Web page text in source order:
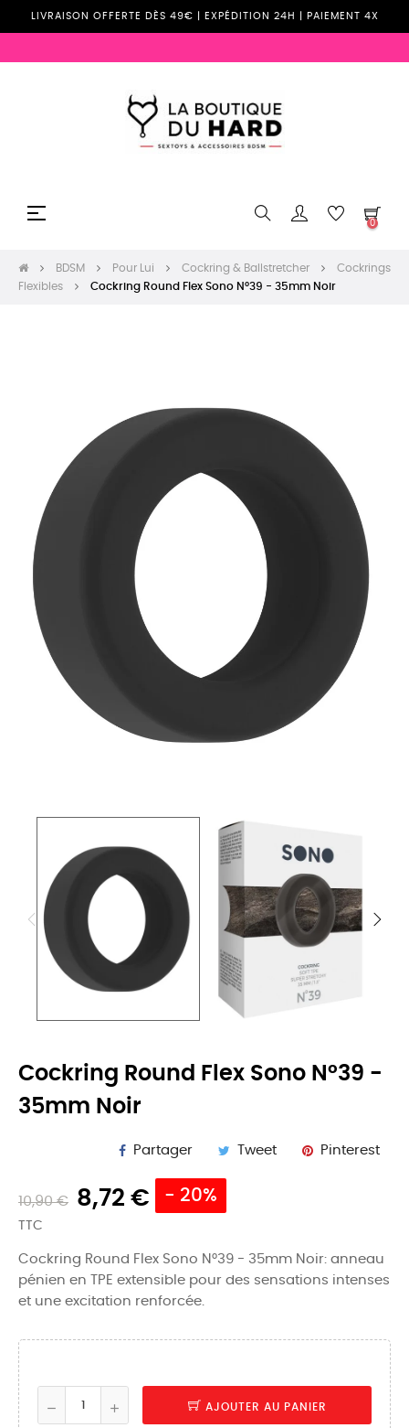
LIVRAISON OFFERTE DÈS 49€ | EXPÉDITION 24H | PAIEMENT 4X
Basculer
☰
0
BDSM Pour Lui Cockring & Ballstretcher
Cockrings
Flexibles
Cockring Round Flex Sono N°39 - 35mm Noir
Cockring Round Flex Sono N°39 -
35mm Noir
Partager Tweet Pinterest
10,90 € 8,72 € - 20%
TTC
Cockring Round Flex Sono N°39 - 35mm Noir: anneau
pénien en TPE extensible pour des sensations intenses
et une excitation renforcée.
AJOUTER AU PANIER